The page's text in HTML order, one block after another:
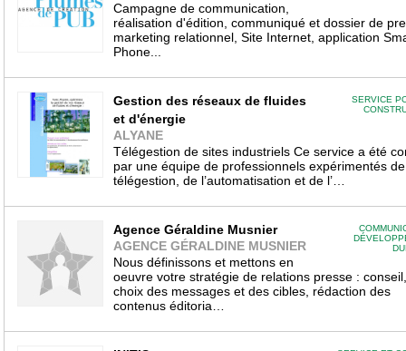
Campagne de communication,
réalisation d'édition, communiqué et dossier de
marketing relationnel, Site Internet, application
Phone...
SERVICE
Gestion des réseaux de fluides
et d'énergie
ALYANE
Télégestion de sites industriels Ce service a été
par une équipe de professionnels expérimentés
télégestion, de l’automatisation et de l’…
Agence Géraldine Musnier
AGENCE GÉRALDINE MUSNIER
Nous définissons et mettons en
oeuvre votre stratégie de relations presse : conseil,
choix des messages et des cibles, rédaction des
contenus éditoria…